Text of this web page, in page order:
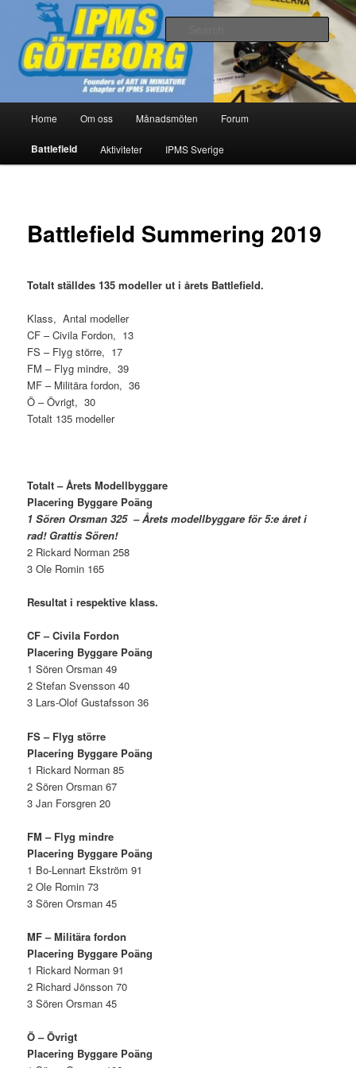
primary
contentIPMS Göteborg
Modellbygge i Väst
Home Om oss Månadsmöten Forum
Battlefield Aktiviteter IPMS Sverige
Battlefield Summering 2019
Totalt ställdes 135 modeller ut i årets Battlefield.
Klass, Antal modeller
CF – Civila Fordon, 13
FS – Flyg större, 17
FM – Flyg mindre, 39
MF – Militära fordon, 36
Ö – Övrigt, 30
Totalt 135 modeller
Totalt – Årets Modellbyggare
Placering Byggare Poäng
1 Sören Orsman 325 – Årets modellbyggare för 5:e året i
rad! Grattis Sören!
2 Rickard Norman 258
3 Ole Romin 165
Resultat i respektive klass.
CF – Civila Fordon
Placering Byggare Poäng
1 Sören Orsman 49
2 Stefan Svensson 40
3 Lars-Olof Gustafsson 36
FS – Flyg större
Placering Byggare Poäng
1 Rickard Norman 85
2 Sören Orsman 67
3 Jan Forsgren 20
FM – Flyg mindre
Placering Byggare Poäng
1 Bo-Lennart Ekström 91
2 Ole Romin 73
3 Sören Orsman 45
MF – Militära fordon
Placering Byggare Poäng
1 Rickard Norman 91
2 Richard Jönsson 70
3 Sören Orsman 45
Ö – Övrigt
Placering Byggare Poäng